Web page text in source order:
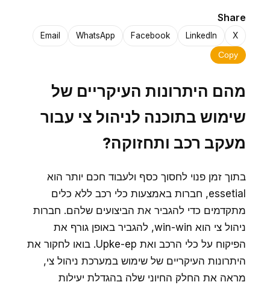
Share
X
LinkedIn
Facebook
WhatsApp
Email
Copy
מהם היתרונות העיקריים של
שימוש בתוכנה לניהול צי עבור
מעקב רכב ותחזוקה?
בתוך זמן פנוי לחסוך כסף ולעבוד חכם יותר הוא
essetial, חברות באמצעות כלי רכב ללא כלים
מתקדמים כדי להגביר את הביצועים שלהם. חברות
ניהול צי הוא win-win, להגביר באופן גורף את
הפיקוח על כלי הרכב ואת Upke-ep. בואו לחקור את
היתרונות העיקריים של שימוש במערכת ניהול צי,
מראה את החלק החיוני שלה בהגדלת יעילות